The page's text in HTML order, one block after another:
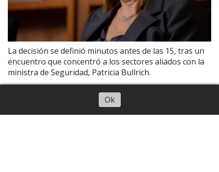
La decisión se definió minutos antes de las 15, tras un
encuentro que concentró a los sectores aliados con la
ministra de Seguridad, Patricia Bullrich.
Ok